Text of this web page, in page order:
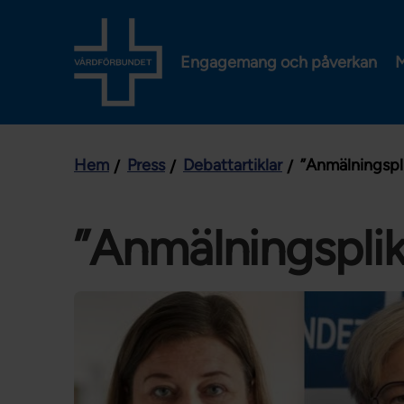
Engagemang och påverkan
Hem Press Debattartiklar